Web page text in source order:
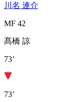
川名 連介
MF 42
髙橋 諒
73’
73’